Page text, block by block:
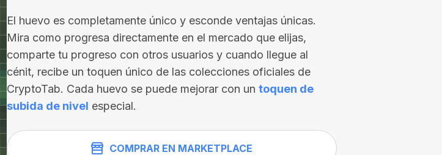
El huevo es completamente único y esconde ventajas únicas.
Mira como progresa directamente en el mercado que elijas,
comparte tu progreso con otros usuarios y cuando llegue al
cénit, recibe un toquen único de las colecciones oficiales de
CryptoTab. Cada huevo se puede mejorar con un toquen de
subida de nivel especial.
COMPRAR EN MARKETPLACE